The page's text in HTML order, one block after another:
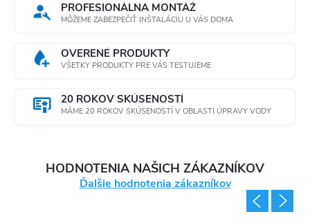
PROFESIONÁLNA MONTÁŽ
MÔŽEME ZABEZPEČIŤ INŠTALÁCIU U VÁS DOMA
OVERENÉ PRODUKTY
VŠETKY PRODUKTY PRE VÁS TESTUJEME
20 ROKOV SKÚSENOSTÍ
MÁME 20 ROKOV SKÚSENOSTÍ V OBLASTI ÚPRAVY VODY
HODNOTENIA NAŠICH ZÁKAZNÍKOV
Ďalšie hodnotenia zákazníkov